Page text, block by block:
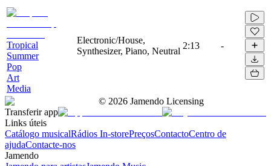
Tropical
Summer
Pop
Art
Media
Electronic/House,
Synthesizer, Piano, Neutral
2:13 -
© 2026 Jamendo Licensing
Transferir app
Links úteis
Catálogo musicalRádios In-storePreçosContactoCentro de
ajudaContacte-nos
Jamendo